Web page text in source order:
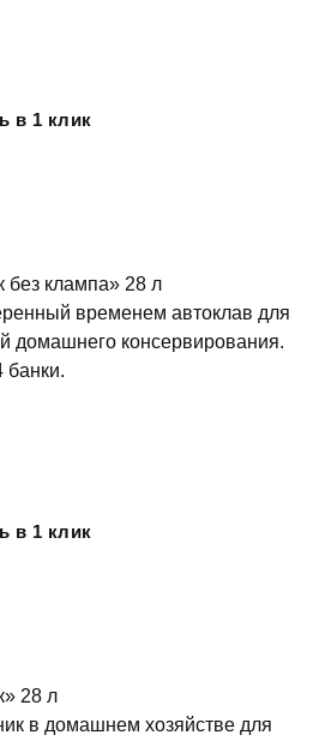
в 1 клик
без клампа» 28 л
временем автоклав для
домашнего консервирования.
банки.
в 1 клик
28 л
в домашнем хозяйстве для